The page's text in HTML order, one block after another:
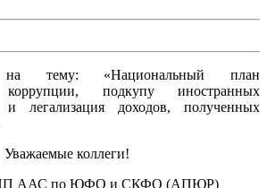
тему: «Национальный план
коррупции, подкупу иностранных
легализация доходов, полученных
Уважаемые коллеги!
НП ААС по ЮФО и СКФО (АПЮР)